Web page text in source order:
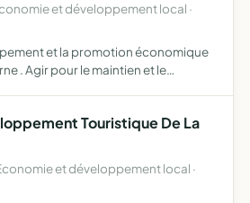
et développement local ·
et la promotion économique
. Agir pour le maintien et le
Touristique De La
et développement local ·